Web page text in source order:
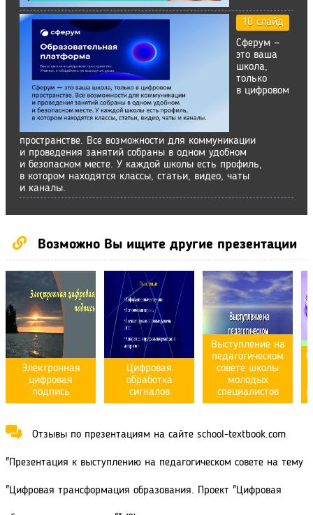
10 слайд
Сферум —
это ваша
школа,
только
в цифровом
пространстве. Все возможности для коммуникации
и проведения занятий собраны в одном удобном
и безопасном месте. У каждой школы есть профиль,
в котором находятся классы, статьи, видео, чаты
и каналы.
Возможно Вы ищите другие презентации
Электронная
цифровая
подпись
Цифровая
обработка
сигналов
Выступление на
педагогическом
совете школы
молодых
специалистов
Отзывы по презентациям на сайте school-textbook.com
"Презентация к выступлению на педагогическом совете на тему
"Цифровая трансформация образования. Проект "Цифровая